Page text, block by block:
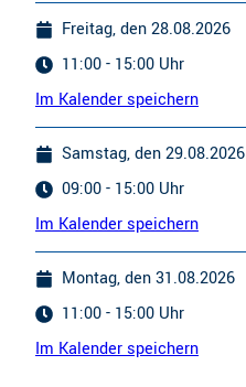
Freitag, den 28.08.2026
11:00 - 15:00 Uhr
Im Kalender speichern
Samstag, den 29.08.2026
09:00 - 15:00 Uhr
Im Kalender speichern
Montag, den 31.08.2026
11:00 - 15:00 Uhr
Im Kalender speichern